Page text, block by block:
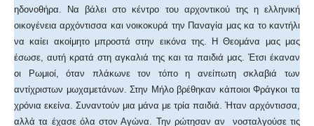
ηδονοθήρα. Να βάλει στο κέντρο του αρχοντικού της η ελληνική
οικογένεια αρχόντισσα και νοικοκυρά την Παναγία μας κα το καντήλι
να καίει ακοίμητο μπροστά στην εικόνα της. Η Θεομάνα μας μας
έσωσε, αυτή κρατά στη αγκαλιά της και τα παιδιά μας. Έτσι έκαναν
οι Ρωμιοί, όταν πλάκωνε τον τόπο η ανείπωτη σκλαβιά των
αντίχριστων μωχαμετάνων. Στην Μήλο βρέθηκαν κάποιοι Φράγκοι τα
χρόνια εκείνα. Συναντούν μια μάνα με τρία παιδιά. Ήταν αρχόντισσα,
αλλά τα έχασε όλα στον Αγώνα. Την ρώτησαν αν νοσταλγούσε τις